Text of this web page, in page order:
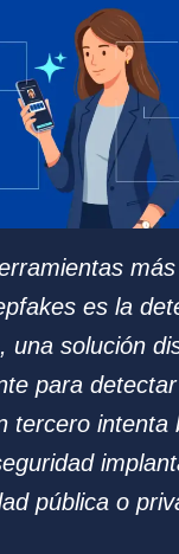
es la
una solución
para
tercero intenta
pública o